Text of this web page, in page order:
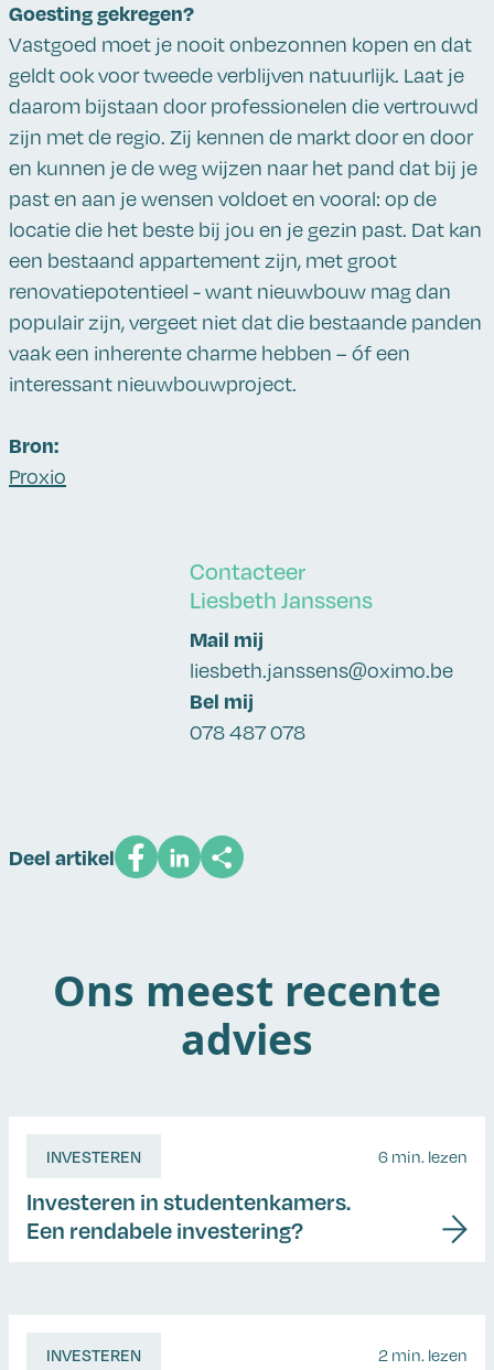
Goesting gekregen?
Vastgoed moet je nooit onbezonnen kopen en dat
geldt ook voor tweede verblijven natuurlijk. Laat je
daarom bijstaan door professionelen die vertrouwd
zijn met de regio. Zij kennen de markt door en door
en kunnen je de weg wijzen naar het pand dat bij je
past en aan je wensen voldoet en vooral: op de
locatie die het beste bij jou en je gezin past. Dat kan
een bestaand appartement zijn, met groot
renovatiepotentieel - want nieuwbouw mag dan
populair zijn, vergeet niet dat die bestaande panden
vaak een inherente charme hebben – óf een
interessant nieuwbouwproject.
Bron:
Proxio
Contacteer
Liesbeth Janssens
Mail mij
liesbeth.janssens@oximo.be
Bel mij
078 487 078
Deel artikel
Ons meest recente
advies
INVESTEREN 6 min. lezen
Investeren in studentenkamers.
Een rendabele investering?
INVESTEREN 2 min. lezen